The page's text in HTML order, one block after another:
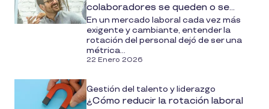
colaboradores se queden o se
vayan?
En un mercado laboral cada vez más
exigente y cambiante, entender la
rotación del personal dejó de ser una
métrica...
22 Enero 2026
Gestión del talento y liderazgo
¿Cómo reducir la rotación laboral